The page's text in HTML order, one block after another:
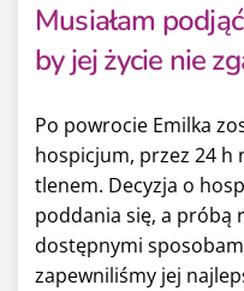
Musiałam
by jej życie nie
Po powrocie Emilka
hospicjum, przez 24 h
tlenem. Decyzja o
poddania się, a próbą
dostępnymi
zapewniliśmy jej